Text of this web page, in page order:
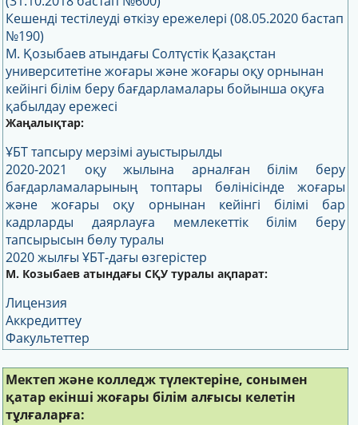
Кешенді тестілеуді өткізу ережелері (08.05.2020 бастап
№190)
М. Қозыбаев атындағы Солтүстік Қазақстан
университетіне жоғары және жоғары оқу орнынан
кейінгі білім беру бағдарламалары бойынша оқуға
қабылдау ережесі
Жаңалықтар:
ҰБТ тапсыру мерзімі ауыстырылды
2020-2021 оқу жылына арналған білім беру
бағдарламаларының топтары бөлінісінде жоғары
және жоғары оқу орнынан кейінгі білімі бар
кадрларды даярлауға мемлекеттік білім беру
тапсырысын бөлу туралы
2020 жылғы ҰБТ-дағы өзгерістер
М. Козыбаев атындағыСҚУтуралыақпарат:
Лицензия
Аккредиттеу
Факультеттер
Мектеп және колледж түлектеріне, сонымен
қатар екінші жоғары білім алғысы келетін
тұлғаларға: